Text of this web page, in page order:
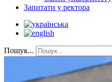
Запитати у ректора
Пошук...